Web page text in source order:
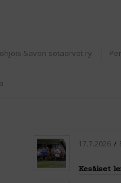
Savon sotaorvot ry.
17.7.2026 /
Kesäiset